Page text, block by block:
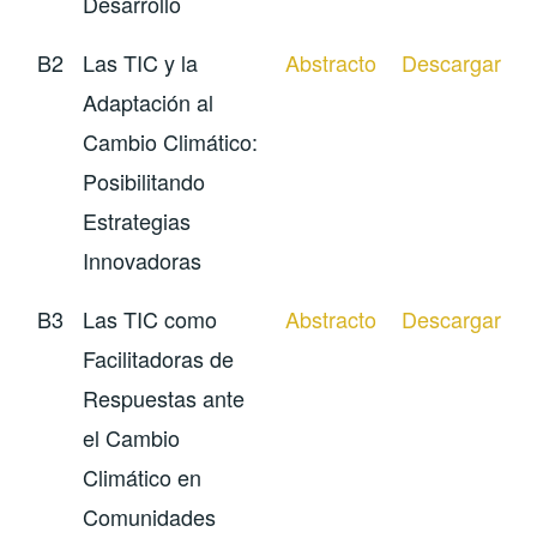
B2
Las TIC y la
Adaptación al
Cambio Climático:
Posibilitando
Estrategias
Innovadoras
Abstracto Descargar
B3
Las TIC como
Facilitadoras de
Respuestas ante
el Cambio
Climático en
Comunidades
Abstracto Descargar